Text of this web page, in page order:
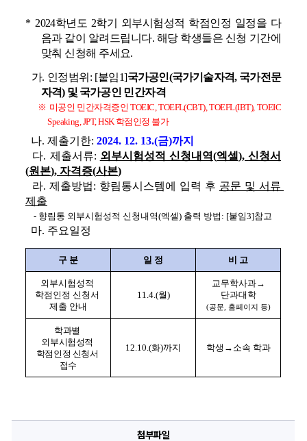
* 2024학년도 2학기 외부시험성적 학점인정 일정을 다
음과 같이 알려드립니다. 해당 학생들은 신청 기간에
맞춰 신청해 주세요.
가. 인정범위 : [붙임1]국가공인(국가기술자격, 국가전문
자격) 및 국가공인 민간자격
※ 미공인 민간자격증인 TOEIC, TOEFL(CBT), TOEFL(IBT), TOEIC
Speaking, JPT, HSK 학점인정 불가
나. 제출기한: 2024. 12. 13.(금)까지
다. 제출서류: 외부시험성적 신청내역(엑셀), 신청서
(원본), 자격증(사본)
라. 제출방법: 향림통시스템에 입력 후 공문 및 서류
제출
- 향림통 외부시험성적 신청내역(엑셀) 출력 방법 : [붙임3]참고
마. 주요일정
구 분 일 정 비 고
외부시험성적
학점인정 신청서
제출 안내
11.4.(월)
교무학사과→
단과대학
(공문 홈페이지 등)
학과별
외부시험성적
학점인정 신청서
접수
12.10.(화)까지 학생 → 소속 학과
첨부파일